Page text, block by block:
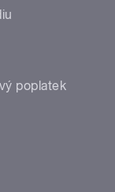
poplatek